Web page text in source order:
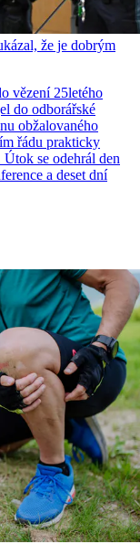
že je dobrým
vězení 25letého
do odborářské
obžalovaného
řádu prakticky
se odehrál den
a deset dní